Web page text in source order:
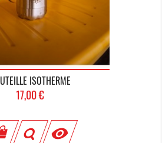
ISOTHERME
Prix
17,00 €
